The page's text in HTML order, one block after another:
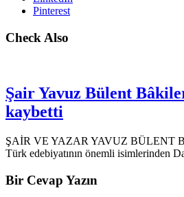
Pinterest
Check Also
Şair Yavuz Bülent
kaybetti
ŞAİR VE YAZAR YAVUZ BÜLENT
Türk edebiyatının önemli isimlerinden
Bir Cevap Yazın